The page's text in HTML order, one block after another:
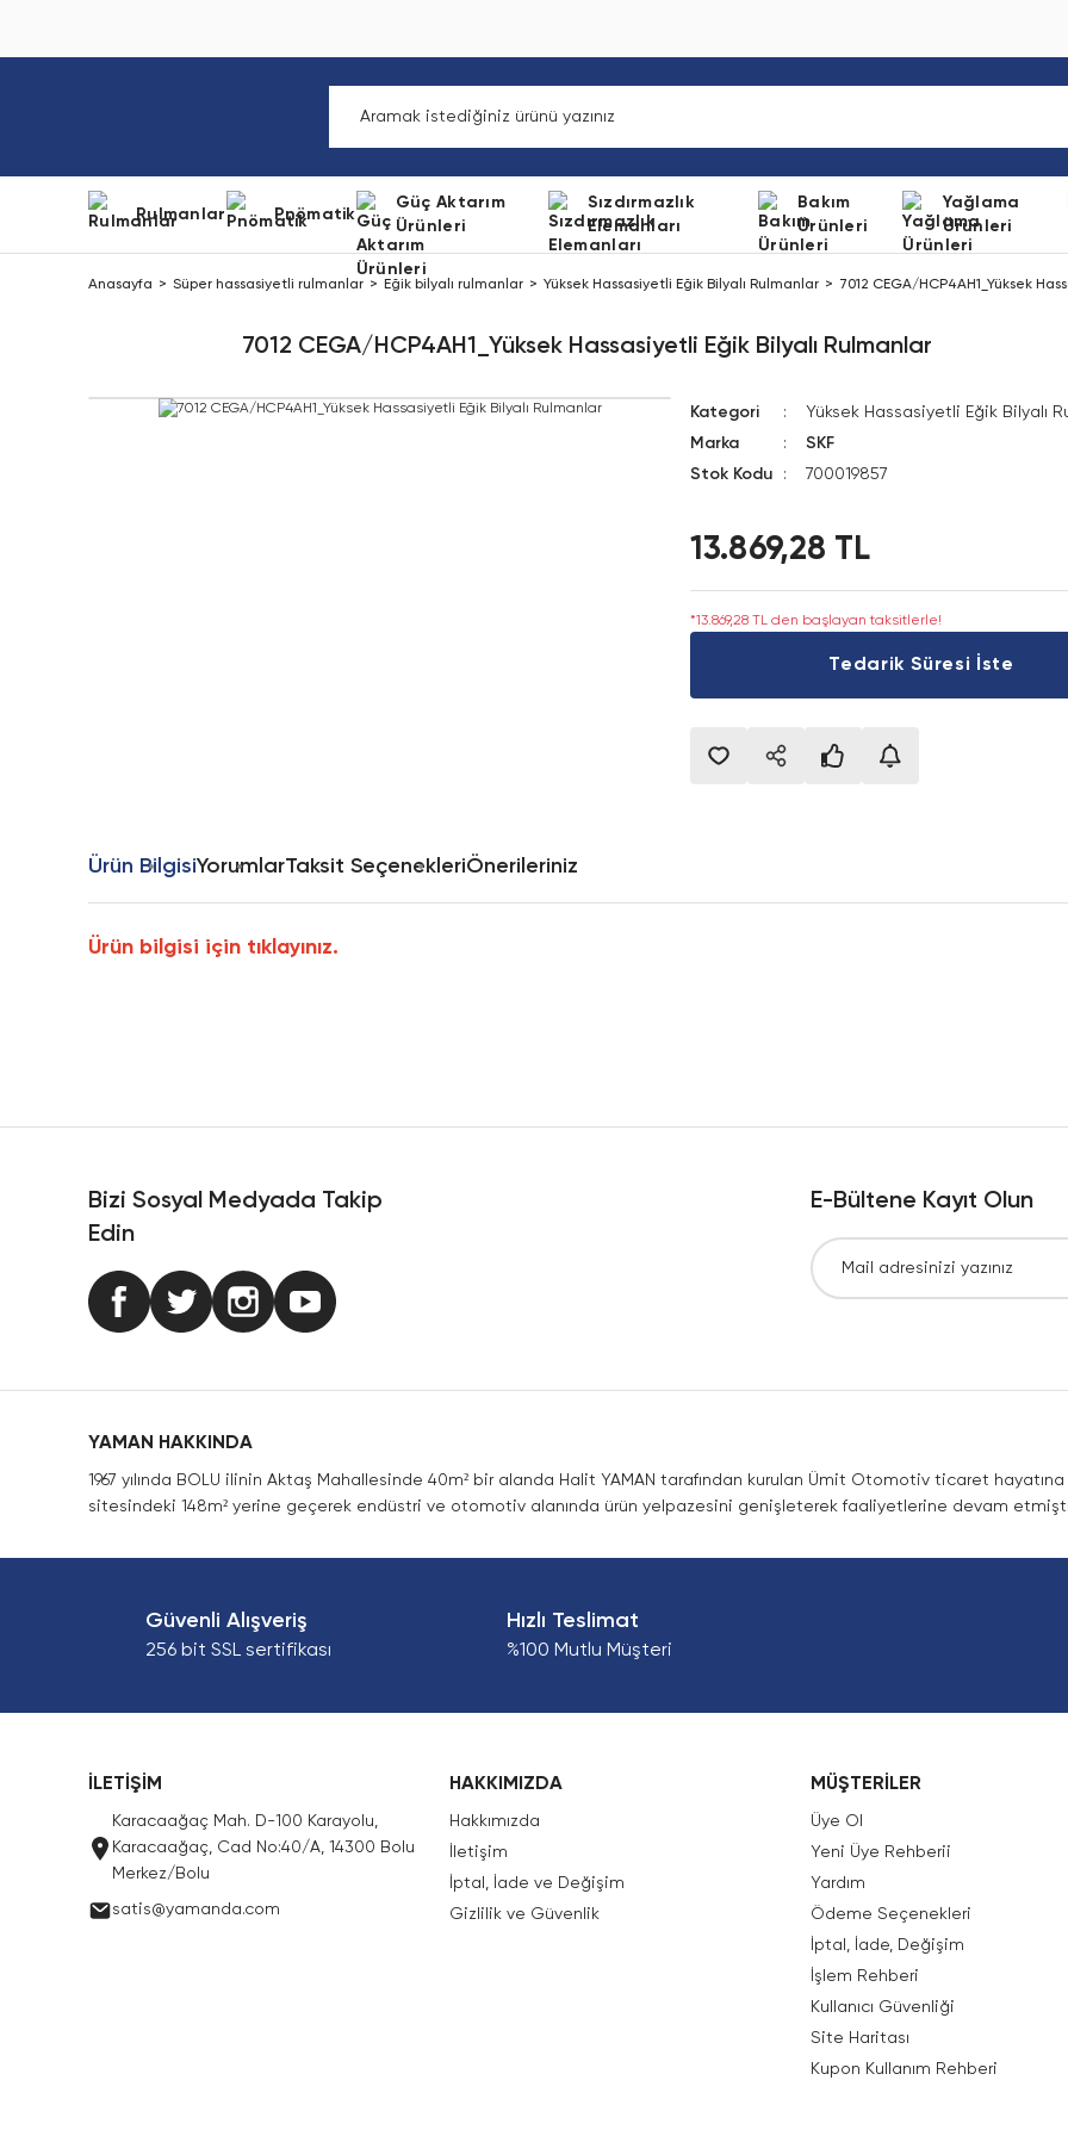
Rulmanlar Pnömatik
Güç Aktarım
Ürünleri
Sızdırmazlık
Elemanları
Bakım
Ürünleri
Yağlama
Ürünleri
Anasayfa Süper hassasiyetli rulmanlar Eğik bilyalı rulmanlar Yüksek Hassasiyetli Eğik Bilyalı Rulmanlar 7012 CEGA/HCP4AH1_Yüksek
7012 CEGA/HCP4AH1_Yüksek Hassasiyetli Eğik Bilyalı Rulmanlar
Kategori
Yüksek Hassasiyetli Eğik Bilyalı
Marka
SKF
Stok Kodu
700019857
13.869,28 TL
*13.869,28 TL den başlayan taksitlerle!
Tedarik Süresi İste
Ürün BilgisiYorumlarTaksit SeçenekleriÖnerileriniz
Ürün bilgisi için tıklayınız.
Bizi Sosyal Medyada Takip
Edin
E-Bültene Kayıt Olun
YAMAN HAKKINDA
1967 yılında BOLU ilinin Aktaş Mahallesinde 40m² bir alanda Halit YAMAN tarafından kurulan Ümit Otomotiv ticaret
sitesindeki 148m² yerine geçerek endüstri ve otomotiv alanında ürün yelpazesini genişleterek faaliyetlerine devam
Güvenli Alışveriş
256 bit SSL sertifikası
Hızlı Teslimat
%100 Mutlu Müşteri
İLETİŞİM
Karacaağaç Mah. D-100 Karayolu,
Karacaağaç, Cad No:40/A, 14300 Bolu
Merkez/Bolu
satis@yamanda.com
HAKKIMIZDA
Hakkımızda
İletişim
İptal, İade ve Değişim
Gizlilik ve Güvenlik
MÜŞTERİLER
Üye Ol
Yeni Üye Rehberii
Yardım
Ödeme Seçenekleri
İptal, İade, Değişim
İşlem Rehberi
Kullanıcı Güvenliği
Site Haritası
Kupon Kullanım Rehberi